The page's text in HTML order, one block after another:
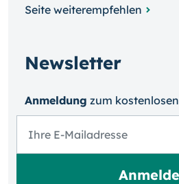
Seite weiterempfehlen
Newsletter
Anmeldung zum kosten­losen